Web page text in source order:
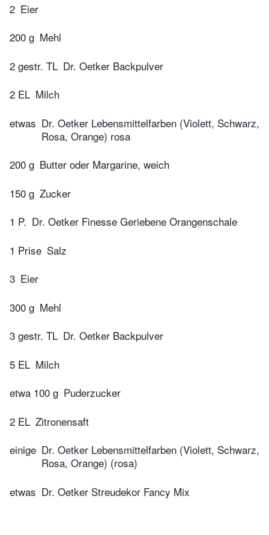
2 Eier
200 g Mehl
2 gestr. TL Dr. Oetker Backpulver
2 EL Milch
etwas Dr. Oetker Lebensmittelfarben (Violett, Schwarz,
Rosa, Orange) rosa
200 g Butter oder Margarine, weich
150 g Zucker
1 P. Dr. Oetker Finesse Geriebene Orangenschale
1 Prise Salz
3 Eier
300 g Mehl
3 gestr. TL Dr. Oetker Backpulver
5 EL Milch
etwa 100 g Puderzucker
2 EL Zitronensaft
einige Dr. Oetker Lebensmittelfarben (Violett, Schwarz,
Rosa, Orange) (rosa)
etwas Dr. Oetker Streudekor Fancy Mix